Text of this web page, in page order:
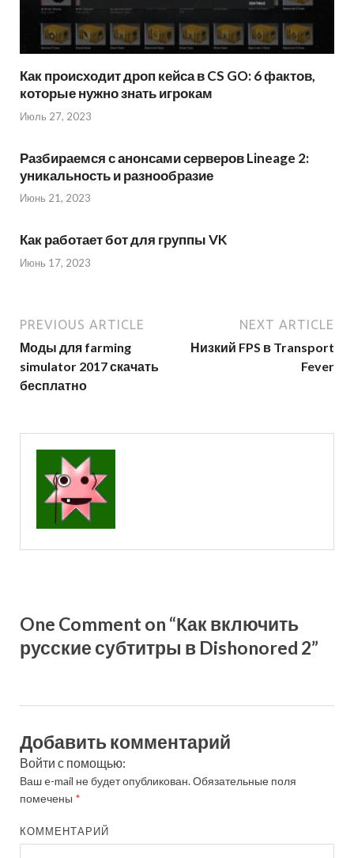
Как происходит дроп кейса в CS GO: 6 фактов,
которые нужно знать игрокам
Июль 27, 2023
Разбираемся с анонсами серверов Lineage 2:
уникальность и разнообразие
Июнь 21, 2023
Как работает бот для группы VK
Июнь 17, 2023
PREVIOUS ARTICLE
Моды для farming
simulator 2017 скачать
бесплатно
NEXT ARTICLE
Низкий FPS в Transport
Fever
One Comment on “Как включить
русские субтитры в Dishonored 2”
Добавить комментарий
Войти с помощью:
Ваш e-mail не будет опубликован.Обязательные поля
помечены *
КОММЕНТАРИЙ